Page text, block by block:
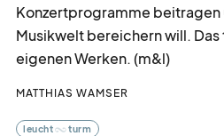
Konzertprogramme beitragen
Musikwelt bereichern will.
eigenen Werken. (m&l)
MATTHIAS WAMSER
leucht turm